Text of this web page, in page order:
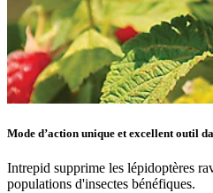
Mode d’action unique et excellent outil
Intrepid supprime les lépidoptères
populations d'insectes bénéfiques.